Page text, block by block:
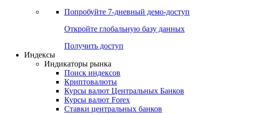
Попробуйте 7-дневный демо-доступ
Откройте глобальную базу данных
Получить доступ
Индексы
Индикаторы рынка
Поиск индексов
Криптовалюты
Курсы валют Центральных Банков
Курсы валют Forex
Ставки центральных банков